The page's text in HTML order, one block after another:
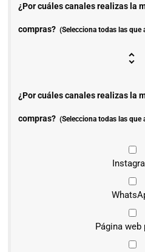
¿Por cuáles canales realizas la
compras? (Selecciona todas las que
¿Por cuáles canales realizas la
compras? (Selecciona todas las que
Página web